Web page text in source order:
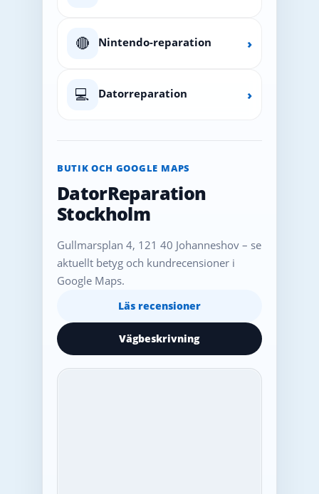
🔴 Nintendo-reparation ›
💻 Datorreparation ›
BUTIK OCH GOOGLE MAPS
DatorReparation
Stockholm
Gullmarsplan 4, 121 40 Johanneshov – se
aktuellt betyg och kundrecensioner i
Google Maps.
Läs recensioner
Vägbeskrivning